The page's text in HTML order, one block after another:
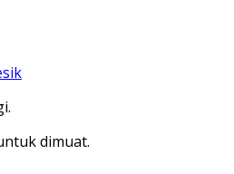
dimuat.